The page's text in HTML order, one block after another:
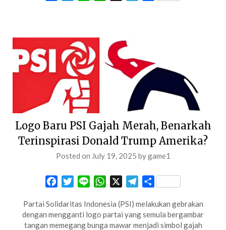
Logo Baru PSI Gajah Merah, Benarkah
Terinspirasi Donald Trump Amerika?
Posted on July 19, 2025 bygame1
FacebookTwitterLine WhatsApp Telegram
Share
Partai Solidaritas Indonesia (PSI) melakukan gebrakan
dengan mengganti logo partai yang semula bergambar
tangan memegang bunga mawar menjadi simbol gajah